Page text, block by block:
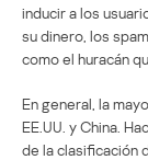
inducir a los
su dinero, los
como el huracán
En general, la
EE.UU. y China.
de la clasificación